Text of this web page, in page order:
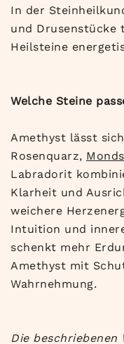
In der
und Drusenstücke
Heilsteine
Welche Steine
Amethyst lässt
Rosenquarz,
Labradorit
Klarheit und
weichere
Intuition und
schenkt mehr
Amethyst mit
Wahrnehmung.
Die beschriebenen